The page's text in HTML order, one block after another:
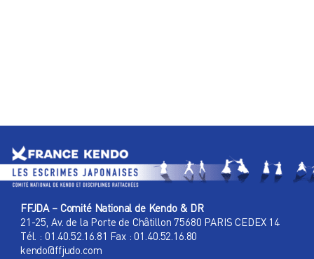
FFJDA – Comité National de Kendo & DR
21-25, Av. de la Porte de Châtillon 75680 PARIS CEDEX 14
Tél. : 01.40.52.16.81 Fax : 01.40.52.16.80
kendo@ffjudo.com